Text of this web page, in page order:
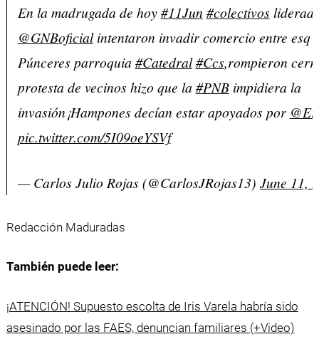
En la madrugada de hoy#11Jun #colectivos
@GNBoficialintentaron invadir comercio entre esq
Púnceres parroquia #Catedral #Ccs,rompieron
protesta de vecinos hizo que la #PNBimpidiera la
invasión¡Hampones decían estar apoyados por
pic.twitter.com/5I09oeYSVf
— Carlos Julio Rojas (@CarlosJRojas13) June 11,
Redacción Maduradas
También puede leer:
¡ATENCIÓN! Supuesto escolta de Iris Varela habría sido
asesinado por las FAES, denuncian familiares (+Video)